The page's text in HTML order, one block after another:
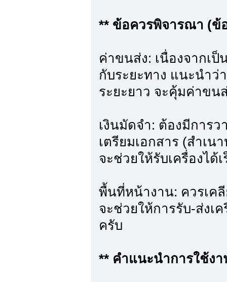
** ข้อควรพิจารณา (ข้
ค่าขนส่ง: เนื่องจากเ
กับระยะทาง แนะนำว่
ระยะยาว จะคุ้มค่าขน
เงินมัดจำ: ต้องมีการ
เตรียมเอกสาร (สำเ
จะช่วยให้รับเครื่องได้
พื้นที่หน้างาน: ควรเค
จะช่วยให้การรับ-ส่งเ
ครับ
** คำแนะนำการใช้ง